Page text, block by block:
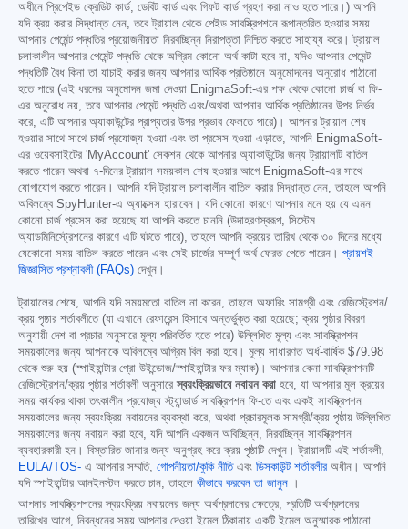
অধীনে প্রিপেইড ক্রেডিট কার্ড, ডেবিট কার্ড এবং গিফট কার্ড গ্রহণ করা নাও হতে পারে।) আপনি
যদি ক্রয় করার সিদ্ধান্ত নেন, তবে ট্রায়াল থেকে পেইড সাবস্ক্রিপশনে রূপান্তরিত হওয়ার সময়
আপনার পেমেন্ট পদ্ধতির প্রয়োজনীয়তা নিরবচ্ছিন্ন নিরাপত্তা নিশ্চিত করতে সাহায্য করে। ট্রায়াল
চলাকালীন আপনার পেমেন্ট পদ্ধতি থেকে অগ্রিম কোনো অর্থ কাটা হবে না, যদিও আপনার পেমেন্ট
পদ্ধতিটি বৈধ কিনা তা যাচাই করার জন্য আপনার আর্থিক প্রতিষ্ঠানে অনুমোদনের অনুরোধ পাঠানো
হতে পারে (এই ধরনের অনুমোদন জমা দেওয়া EnigmaSoft-এর পক্ষ থেকে কোনো চার্জ বা ফি-
এর অনুরোধ নয়, তবে আপনার পেমেন্ট পদ্ধতি এবং/অথবা আপনার আর্থিক প্রতিষ্ঠানের উপর নির্ভর
করে, এটি আপনার অ্যাকাউন্টের প্রাপ্যতার উপর প্রভাব ফেলতে পারে)। আপনার ট্রায়াল শেষ
হওয়ার সাথে সাথে চার্জ প্রযোজ্য হওয়া এবং তা প্রসেস হওয়া এড়াতে, আপনি EnigmaSoft-
এর ওয়েবসাইটের 'MyAccount' সেকশন থেকে আপনার অ্যাকাউন্টের জন্য ট্রায়ালটি বাতিল
করতে পারেন অথবা ৭-দিনের ট্রায়াল সময়কাল শেষ হওয়ার আগে EnigmaSoft-এর সাথে
যোগাযোগ করতে পারেন। আপনি যদি ট্রায়াল চলাকালীন বাতিল করার সিদ্ধান্ত নেন, তাহলে আপনি
অবিলম্বে SpyHunter-এ অ্যাক্সেস হারাবেন। যদি কোনো কারণে আপনার মনে হয় যে এমন
কোনো চার্জ প্রসেস করা হয়েছে যা আপনি করতে চাননি (উদাহরণস্বরূপ, সিস্টেম
অ্যাডমিনিস্ট্রেশনের কারণে এটি ঘটতে পারে), তাহলে আপনি ক্রয়ের তারিখ থেকে ৩০ দিনের মধ্যে
যেকোনো সময় বাতিল করতে পারেন এবং সেই চার্জের সম্পূর্ণ অর্থ ফেরত পেতে পারেন। প্রায়শই
জিজ্ঞাসিত প্রশ্নাবলী (FAQs) দেখুন।
ট্রায়ালের শেষে, আপনি যদি সময়মতো বাতিল না করেন, তাহলে অফারিং সামগ্রী এবং রেজিস্ট্রেশন/
ক্রয় পৃষ্ঠার শর্তাবলীতে (যা এখানে রেফারেন্স হিসাবে অন্তর্ভুক্ত করা হয়েছে; ক্রয় পৃষ্ঠার বিবরণ
অনুযায়ী দেশ বা প্রচার অনুসারে মূল্য পরিবর্তিত হতে পারে) উল্লিখিত মূল্য এবং সাবস্ক্রিপশন
সময়কালের জন্য আপনাকে অবিলম্বে অগ্রিম বিল করা হবে। মূল্য সাধারণত অর্ধ-বার্ষিক $79.98
থেকে শুরু হয় (স্পাইহান্টার প্রো উইন্ডোজ/স্পাইহান্টার ফর ম্যাক)। আপনার কেনা সাবস্ক্রিপশনটি
রেজিস্ট্রেশন/ক্রয় পৃষ্ঠার শর্তাবলী অনুসারেস্বয়ংক্রিয়ভাবে নবায়ন করা হবে, যা আপনার মূল ক্রয়ের
সময় কার্যকর থাকা তৎকালীন প্রযোজ্য স্ট্যান্ডার্ড সাবস্ক্রিপশন ফি-তে এবং একই সাবস্ক্রিপশন
সময়কালের জন্য স্বয়ংক্রিয় নবায়নের ব্যবস্থা করে, অথবা প্রচারমূলক সামগ্রী/ক্রয় পৃষ্ঠায় উল্লিখিত
সময়কালের জন্য নবায়ন করা হবে, যদি আপনি একজন অবিচ্ছিন্ন, নিরবচ্ছিন্ন সাবস্ক্রিপশন
ব্যবহারকারী হন। বিস্তারিত জানার জন্য অনুগ্রহ করে ক্রয় পৃষ্ঠাটি দেখুন। ট্রায়ালটি এই শর্তাবলী,
EULA/TOS- এ আপনার সম্মতি, গোপনীয়তা/কুকি নীতিএবং ডিসকাউন্ট শর্তাবলীর অধীন। আপনি
যদি স্পাইহান্টার আনইনস্টল করতে চান, তাহলে কীভাবে করবেন তা জানুন ।
আপনার সাবস্ক্রিপশনের স্বয়ংক্রিয় নবায়নের জন্য অর্থপ্রদানের ক্ষেত্রে, প্রতিটি অর্থপ্রদানের
তারিখের আগে, নিবন্ধনের সময় আপনার দেওয়া ইমেল ঠিকানায় একটি ইমেল অনুস্মারক পাঠানো